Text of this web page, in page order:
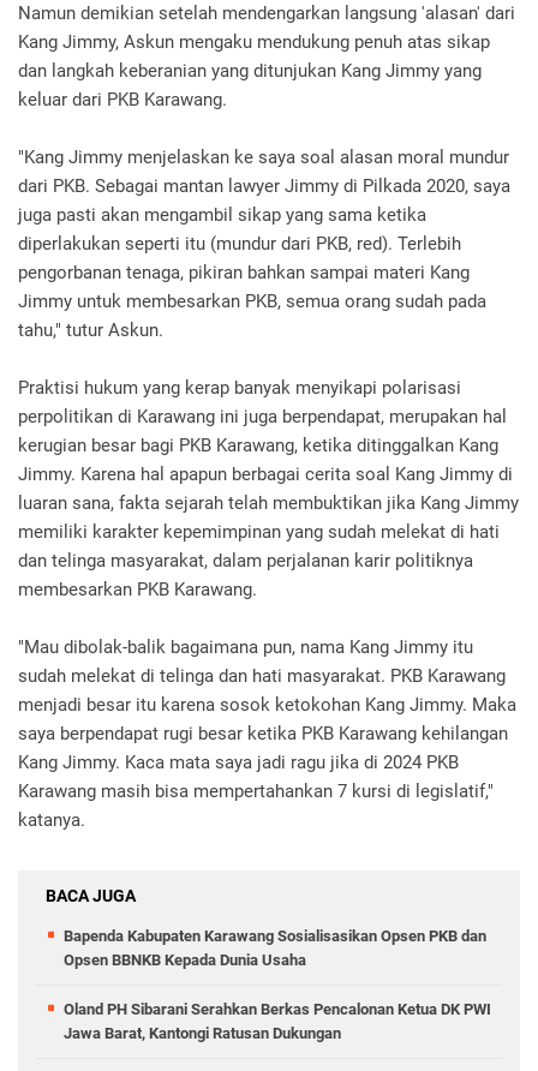
Namun demikian setelah mendengarkan langsung 'alasan' dari
Kang Jimmy, Askun mengaku mendukung penuh atas sikap
dan langkah keberanian yang ditunjukan Kang Jimmy yang
keluar dari PKB Karawang.
"Kang Jimmy menjelaskan ke saya soal alasan moral mundur
dari PKB. Sebagai mantan lawyer Jimmy di Pilkada 2020, saya
juga pasti akan mengambil sikap yang sama ketika
diperlakukan seperti itu (mundur dari PKB, red). Terlebih
pengorbanan tenaga, pikiran bahkan sampai materi Kang
Jimmy untuk membesarkan PKB, semua orang sudah pada
tahu," tutur Askun.
Praktisi hukum yang kerap banyak menyikapi polarisasi
perpolitikan di Karawang ini juga berpendapat, merupakan hal
kerugian besar bagi PKB Karawang, ketika ditinggalkan Kang
Jimmy. Karena hal apapun berbagai cerita soal Kang Jimmy di
luaran sana, fakta sejarah telah membuktikan jika Kang Jimmy
memiliki karakter kepemimpinan yang sudah melekat di hati
dan telinga masyarakat, dalam perjalanan karir politiknya
membesarkan PKB Karawang.
"Mau dibolak-balik bagaimana pun, nama Kang Jimmy itu
sudah melekat di telinga dan hati masyarakat. PKB Karawang
menjadi besar itu karena sosok ketokohan Kang Jimmy. Maka
saya berpendapat rugi besar ketika PKB Karawang kehilangan
Kang Jimmy. Kaca mata saya jadi ragu jika di 2024 PKB
Karawang masih bisa mempertahankan 7 kursi di legislatif,"
katanya.
BACA JUGA
Bapenda Kabupaten Karawang Sosialisasikan Opsen PKB dan
Opsen BBNKB Kepada Dunia Usaha
Oland PH Sibarani Serahkan Berkas Pencalonan Ketua DK PWI
Jawa Barat, Kantongi Ratusan Dukungan